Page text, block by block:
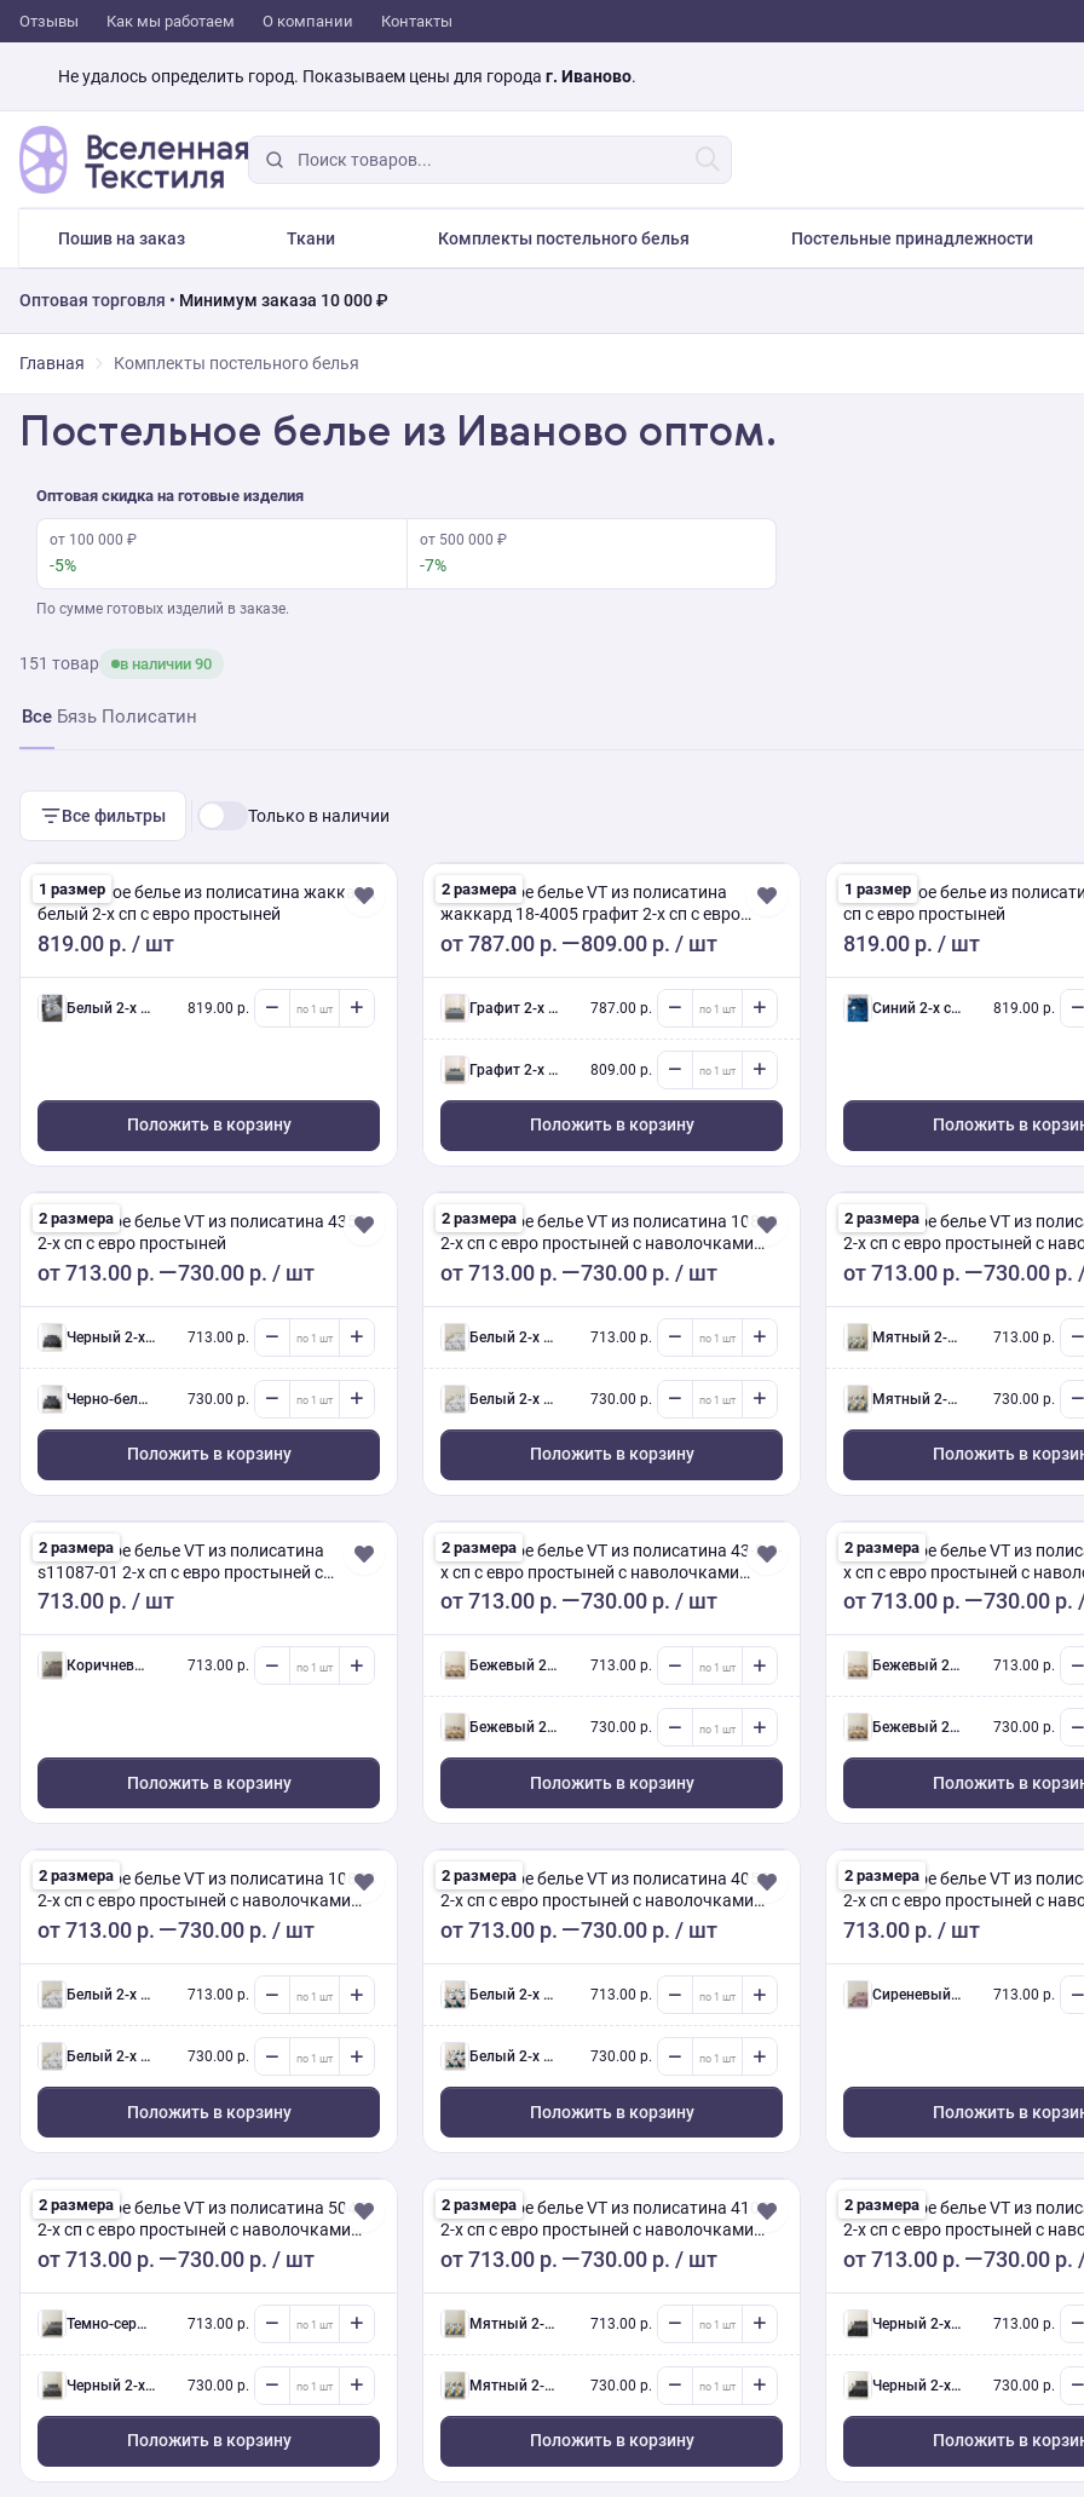
Отзывы Как мы работаем О компании Контакты
Не удалось определить город. Показываем цены для города г. Иваново.
Пошив на заказ Ткани Комплекты постельного белья Постельные принадлежности
Оптовая торговля • Минимум заказа 10 000 ₽
Главная Комплекты постельного белья
Постельное белье из Иваново оптом.
Оптовая скидка на готовые изделия
от 100 000 ₽
-5%
от 500 000 ₽
-7%
По сумме готовых изделий в заказе.
151 товар в наличии 90
Все Бязь Полисатин
Все фильтры Только в наличии
1 размер
Постельное белье из полисатина жаккард
белый 2-х сп с евро простыней
819.00 р. / шт
белый 2-х сп евро (Люкс) с нав. 819.00 р.
Положить в корзину
2 размера
Постельное белье VT из полисатина
жаккард 18-4005 графит 2-х сп с евро
простыней
от787.00 р. 809.00 р. / шт
Графит 2-х сп евро (Люкс) с нав. 787.00 р.
Графит 2-х сп евро (Люкс) с нав. 809.00 р.
Положить в корзину
1 размер
Постельное белье из
сп с евро простыней
819.00 р. / шт
синий 2-х сп евро (Люкс) с нав. 819.00 р.
Положить в
2 размера
Постельное белье VT из полисатина 4359
2-х сп с евро простыней
от713.00 р. 730.00 р. / шт
черный 2-х сп евро (Люкс) с нав. 713.00 р.
черно-белый 2-х сп евро (Люкс) с нав. 730.00 р.
Положить в корзину
2 размера
Постельное белье VT из полисатина 10884
2-х сп с евро простыней с наволочками
70х70
от713.00 р. 730.00 р. / шт
белый 2-х сп евро (Люкс) с нав. 713.00 р.
белый 2-х сп евро (Люкс) с нав. 730.00 р.
Положить в корзину
2 размера
Постельное белье VT из
2-х сп с евро простыней с
70х70
от713.00 р. 730.00 р.
Мятный 2-х сп евро (Люкс) с нав. 713.00 р.
Мятный 2-х сп евро (Люкс) с нав. 730.00 р.
Положить в
2 размера
Постельное белье VT из полисатина
s11087-01 2-х сп с евро простыней с
наволочкой 50х70
713.00 р. / шт
коричневый 2-х сп евро (Люкс) с нав. 713.00 р.
Положить в корзину
2 размера
Постельное белье VT из полисатина 43-8 2-
х сп с евро простыней с наволочками
70х70
от713.00 р. 730.00 р. / шт
бежевый 2-х сп евро (Люкс) с нав. 713.00 р.
бежевый 2-х сп евро (Люкс) с нав. 730.00 р.
Положить в корзину
2 размера
Постельное белье VT из
х сп с евро простыней с
50х70
от713.00 р. 730.00 р.
бежевый 2-х сп евро (Люкс) с нав. 713.00 р.
бежевый 2-х сп евро (Люкс) с нав. 730.00 р.
Положить в
2 размера
Постельное белье VT из полисатина 10884
2-х сп с евро простыней с наволочками
50х70
от713.00 р. 730.00 р. / шт
белый 2-х сп евро (Люкс) с нав. 713.00 р.
белый 2-х сп евро (Люкс) с нав. 730.00 р.
Положить в корзину
2 размера
Постельное белье VT из полисатина 4050
2-х сп с евро простыней с наволочками
50х70
от713.00 р. 730.00 р. / шт
белый 2-х сп евро (Люкс) с нав. 713.00 р.
белый 2-х сп евро (Люкс) с нав. 730.00 р.
Положить в корзину
2 размера
Постельное белье VT из
2-х сп с евро простыней с
50х70
713.00 р. / шт
сиреневый 2-х сп евро (Люкс) с нав. 713.00 р.
Положить в
2 размера
Постельное белье VT из полисатина 5044
2-х сп с евро простыней с наволочками
70х70
от713.00 р. 730.00 р. / шт
темно-серый 2-х сп евро (Люкс) с нав. 713.00 р.
черный 2-х сп евро (Люкс) с нав. 730.00 р.
Положить в корзину
2 размера
Постельное белье VT из полисатина 4102
2-х сп с евро простыней с наволочками
50х70
от713.00 р. 730.00 р. / шт
Мятный 2-х сп евро (Люкс) с нав. 713.00 р.
Мятный 2-х сп евро (Люкс) с нав. 730.00 р.
Положить в корзину
2 размера
Постельное белье VT из
2-х сп с евро простыней с
70х70
от713.00 р. 730.00 р.
черный 2-х сп евро (Люкс) с нав. 713.00 р.
черный 2-х сп евро (Люкс) с нав. 730.00 р.
Положить в